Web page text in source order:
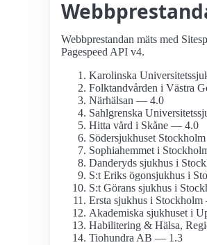
Webbprestandan mäts med
Pagespeed API v4.
Karolinska
Folktandvården i Västra
Närhälsan — 4.0
Sahlgrenska
Hitta vård i Skåne — 4.0
Söder­sjukhuset
Sophiahemmet i
Danderyds sjukhus i
S:t Eriks ögonsjukhus i
S:t Görans sjukhus i
Ersta sjukhus i
Akademiska sjukhuset i
Habilitering & Hälsa,
Tiohundra AB — 1.3